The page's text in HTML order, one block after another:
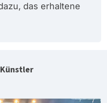
das erhaltene